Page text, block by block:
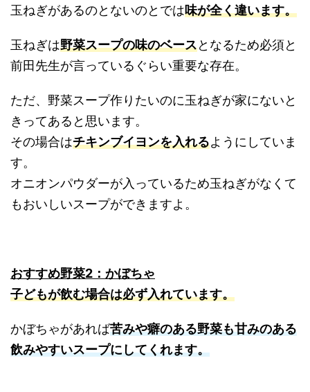
玉ねぎがあるのとないのとでは味が全く違います。
玉ねぎは野菜スープの味のベースとなるため必須と
前田先生が言っているぐらい重要な存在。
ただ、野菜スープ作りたいのに玉ねぎが家にないと
きってあると思います。
その場合はチキンブイヨンを入れるようにしていま
す。
オニオンパウダーが入っているため玉ねぎがなくて
もおいしいスープができますよ。
おすすめ野菜2：かぼちゃ
子どもが飲む場合は必ず入れています。
かぼちゃがあれば苦みや癖のある野菜も甘みのある
飲みやすいスープにしてくれます。